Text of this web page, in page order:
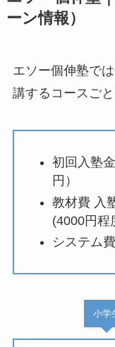
ーン情報）
エソー個伸塾で
講するコースご
初回入塾
円）
教材費 入
(4000円程
システム
小学